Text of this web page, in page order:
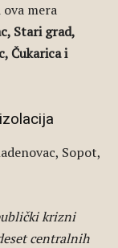
mera
Stari grad,
Čukarica i
Sopot,
krizni
centralnih